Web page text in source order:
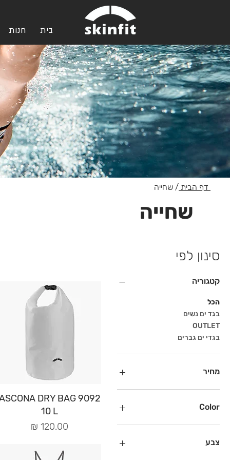
בית
חנות
דף הבית / שחייה
שחייה
סינון לפי
קטגוריה
הכל
בגד ים נשים
OUTLET
בגדי ים גברים
מחיר
Color
צבע
תצוגה מהירה
ASCONA DRY BAG
10 L
מחיר